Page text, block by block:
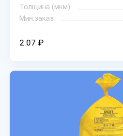
Толщина (мкм)
Мин.заказ
2.07 ₽